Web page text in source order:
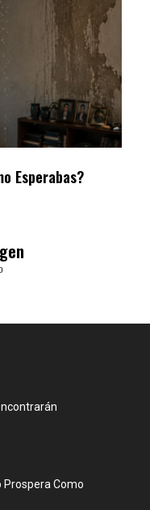
Esperabas?
Prospera Como